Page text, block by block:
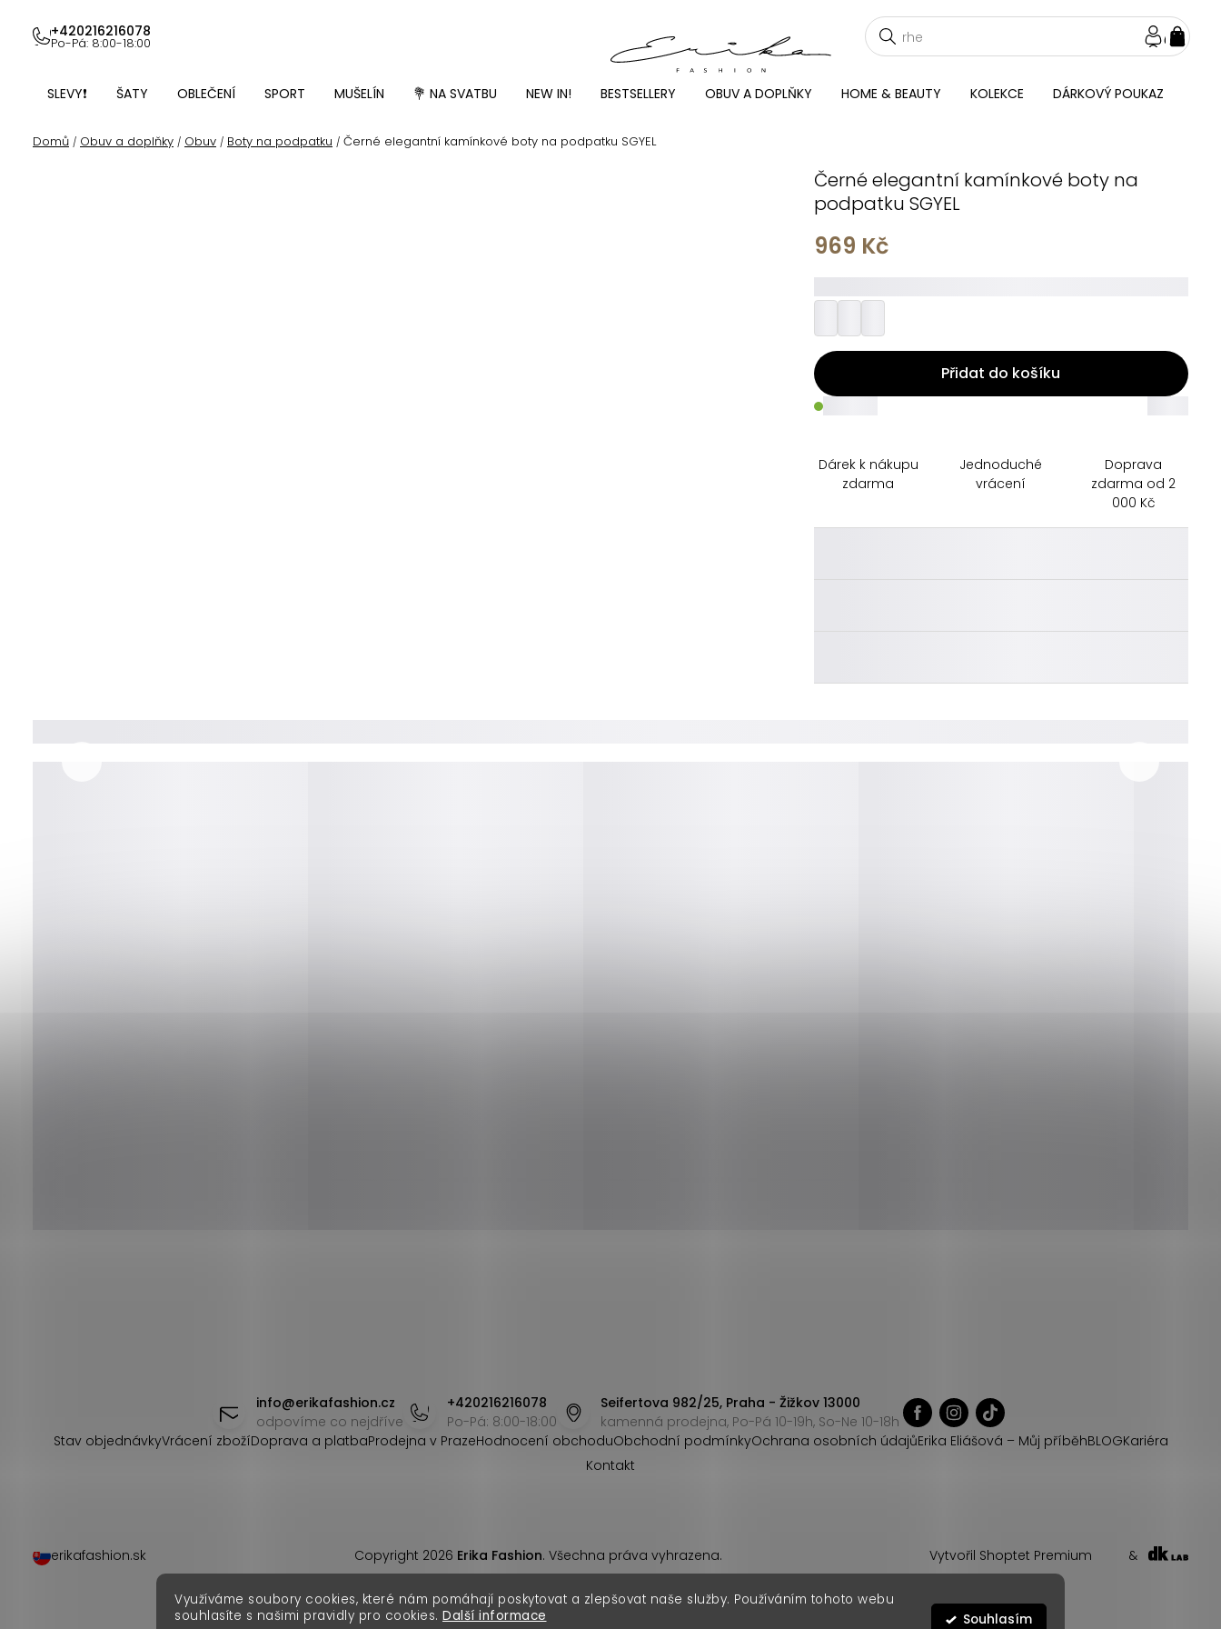
Využíváme soubory cookies, které nám pomáhají poskytovat a zlepšovat naše služby. Používáním tohoto webu
souhlasíte s našimi pravidly pro cookies. Další informace Souhlasím
obsah
+420216216078
Po-Pá: 8:00-18:00
SLEVY❗ ŠATY OBLEČENÍ SPORT MUŠELÍN 💐 NA SVATBU NEW IN! BESTSELLERY OBUV A DOPLŇKY HOME & BEAUTY KOLEKCE DÁRKOVÝ POUKAZ
Domů / Obuv a doplňky / Obuv / Boty na podpatku / Černé elegantní kamínkové boty na podpatku SGYEL
Černé elegantní kamínkové boty na
podpatku SGYEL
969 Kč
Přidat do košíku
_____
Dárek k nákupu
zdarma
Jednoduché
vrácení
Doprava
zdarma od 2
000 Kč
info@erikafashion.cz
odpovíme co nejdříve
+420216216078
Po-Pá: 8:00-18:00
Seifertova 982/25, Praha - Žižkov 13000
kamenná prodejna, Po-Pá 10-19h, So-Ne 10-18h
Stav objednávkyVrácení zbožíDoprava a platbaProdejna v PrazeHodnocení obchoduObchodní podmínkyOchrana osobních údajůErika Eliášová – Můj příběhBLOGKariéra
Kontakt
Vytvořil Shoptet Premium &
Copyright 2026 Erika Fashion. Všechna práva vyhrazena.
erikafashion.sk